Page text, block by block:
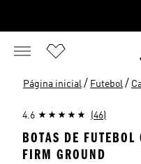
Página inicial / Futebol /
4.6 (46)
BOTAS DE
FIRM GROUND